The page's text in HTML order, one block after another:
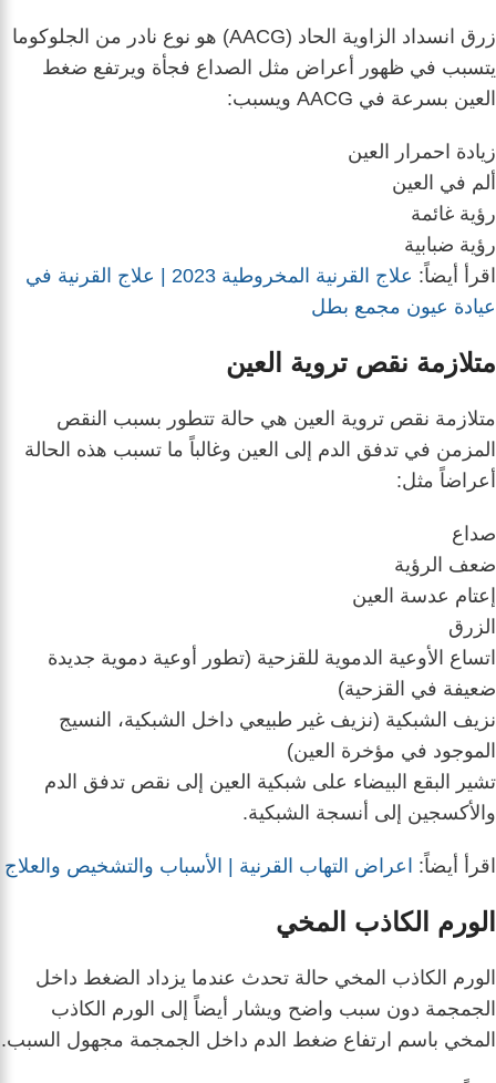
زرق انسداد الزاوية الحاد (AACG) هو نوع نادر من الجلوكوما
يتسبب في ظهور أعراض مثل الصداع فجأة ويرتفع ضغط
العين بسرعة في AACG ويسبب:
زيادة احمرار العين
ألم في العين
رؤية غائمة
رؤية ضبابية
اقرأ أيضاً:
علاج القرنية المخروطية 2023 | علاج القرنية في
عيادة عيون مجمع بطل
متلازمة نقص تروية العين
متلازمة نقص تروية العين هي حالة تتطور بسبب النقص
المزمن في تدفق الدم إلى العين وغالباً ما تسبب هذه الحالة
أعراضاً مثل:
صداع
ضعف الرؤية
إعتام عدسة العين
الزرق
اتساع الأوعية الدموية للقزحية (تطور أوعية دموية جديدة
ضعيفة في القزحية)
نزيف الشبكية (نزيف غير طبيعي داخل الشبكية، النسيج
الموجود في مؤخرة العين)
تشير البقع البيضاء على شبكية العين إلى نقص تدفق الدم
والأكسجين إلى أنسجة الشبكية.
اقرأ أيضاً: اعراض التهاب القرنية | الأسباب والتشخيص والعلاج
الورم الكاذب المخي
الورم الكاذب المخي حالة تحدث عندما يزداد الضغط داخل
الجمجمة دون سبب واضح ويشار أيضاً إلى الورم الكاذب
المخي باسم ارتفاع ضغط الدم داخل الجمجمة مجهول السبب.